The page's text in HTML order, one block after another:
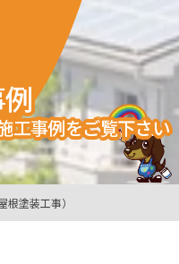
工事例をご覧下さい
塗装工事）